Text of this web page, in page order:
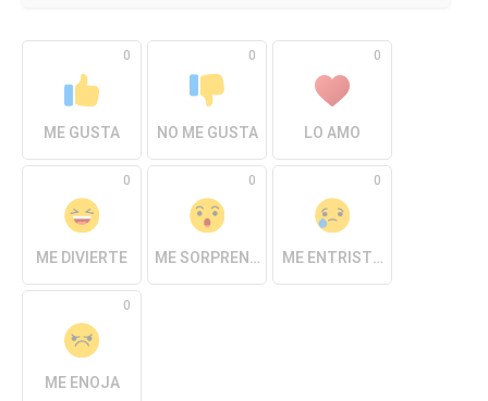
0
ME GUSTA
0
NO ME GUSTA
0
LO AMO
0
ME DIVIERTE
0
ME SORPRENDE
0
ME ENTRISTECE
0
ME ENOJA